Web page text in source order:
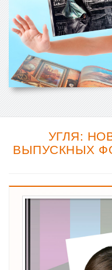
УГЛЯ:
ВЫПУСКНЫХ